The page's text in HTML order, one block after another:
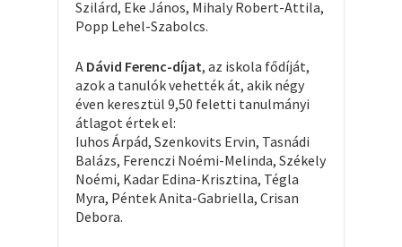
Szilárd, Eke János, Mihaly Robert-Attila,
Popp Lehel-Szabolcs.
A Dávid Ferenc-díjat, az iskola fődíját,
azok a tanulók vehették át, akik négy
éven keresztül 9,50 feletti tanulmányi
átlagot értek el:
Iuhos Árpád, Szenkovits Ervin, Tasnádi
Balázs, Ferenczi Noémi-Melinda, Székely
Noémi, Kadar Edina-Krisztina, Tégla
Myra, Péntek Anita-Gabriella, Crisan
Debora.